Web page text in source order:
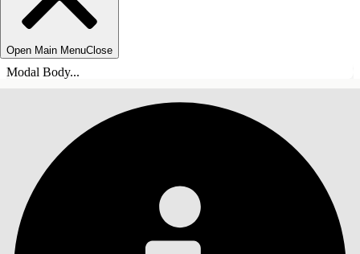
Open Main MenuClose
Modal Body...
목차